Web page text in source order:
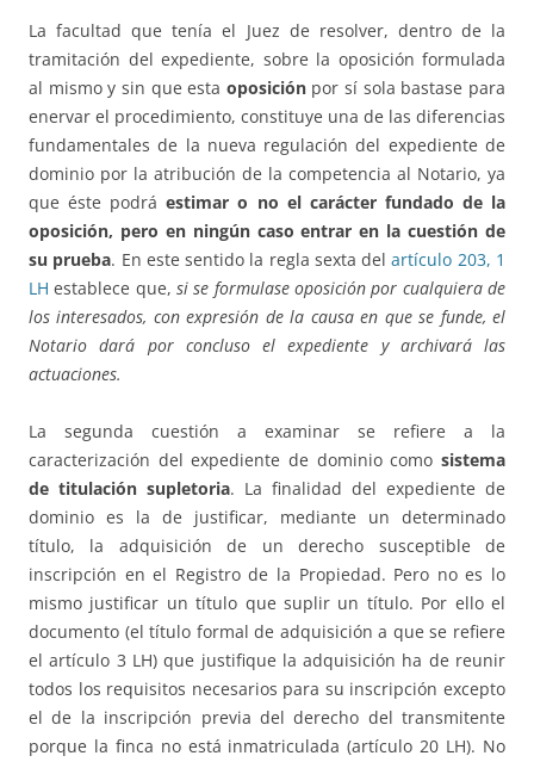
La facultad que tenía el Juez de resolver, dentro de la
tramitación del expediente, sobre la oposición formulada
al mismo y sin que esta oposiciónpor sí sola bastase para
enervar el procedimiento, constituye una de las diferencias
fundamentales de la nueva regulación del expediente de
dominio por la atribución de la competencia al Notario, ya
que éste podráestimar o no el carácter fundado de la
oposición, pero en ningún caso entrar en la cuestión de
su prueba. En este sentido la regla sexta delartículo 203, 1
LH establece que, si se formulase oposición por cualquiera de
los interesados, con expresión de la causa en que se funde, el
Notario dará por concluso el expediente y archivará las
actuaciones.
La segunda cuestión a examinar se refiere a la
caracterización del expediente de dominio como sistema
de titulación supletoria. La finalidad del expediente de
dominio es la de justificar, mediante un determinado
título, la adquisición de un derecho susceptible de
inscripción en el Registro de la Propiedad. Pero no es lo
mismo justificar un título que suplir un título. Por ello el
documento (el título formal de adquisición a que se refiere
el artículo 3 LH) que justifique la adquisición ha de reunir
todos los requisitos necesarios para su inscripción excepto
el de la inscripción previa del derecho del transmitente
porque la finca no está inmatriculada (artículo 20 LH). No